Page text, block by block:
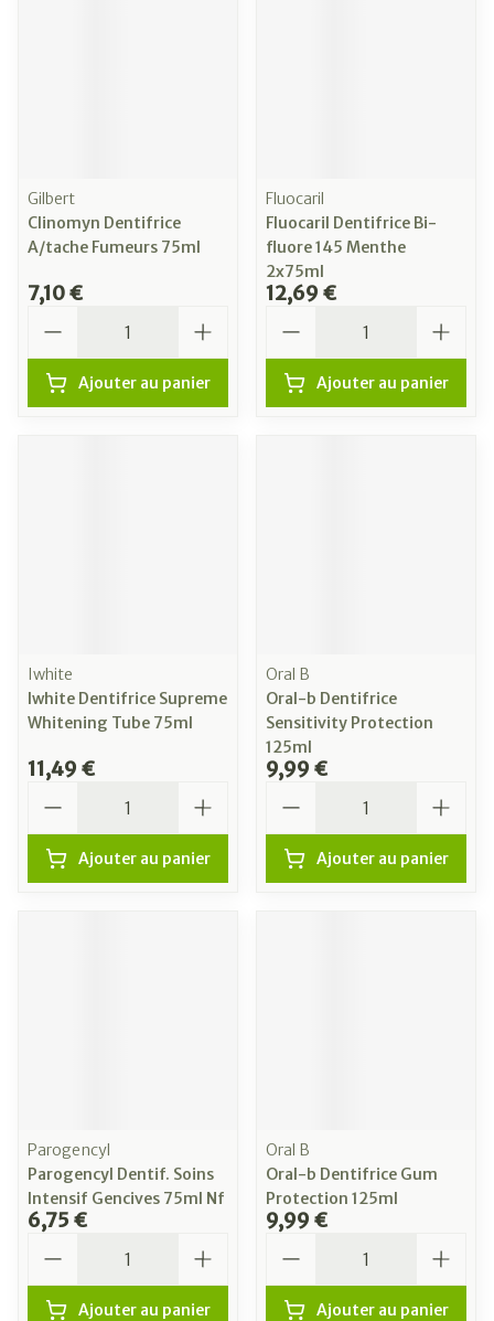
Gilbert
Clinomyn Dentifrice
A/tache Fumeurs 75ml
7,10 €
Ajouter au panier
Fluocaril
Fluocaril Dentifrice Bi-
fluore 145 Menthe
2x75ml
12,69 €
Ajouter au panier
Iwhite
Iwhite Dentifrice Supreme
Whitening Tube 75ml
11,49 €
Ajouter au panier
Oral B
Oral-b Dentifrice
Sensitivity Protection
125ml
9,99 €
Ajouter au panier
Parogencyl
Parogencyl Dentif. Soins
Intensif Gencives 75ml Nf
6,75 €
Ajouter au panier
Oral B
Oral-b Dentifrice Gum
Protection 125ml
9,99 €
Ajouter au panier